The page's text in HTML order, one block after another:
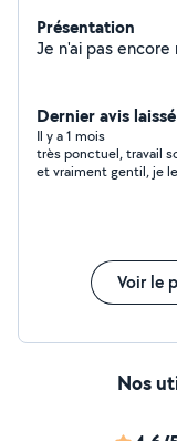
Présentation
Dernier avis
Il y a 1 mois
très ponctuel, travail
et vraiment gentil, je
Voir le
Nos